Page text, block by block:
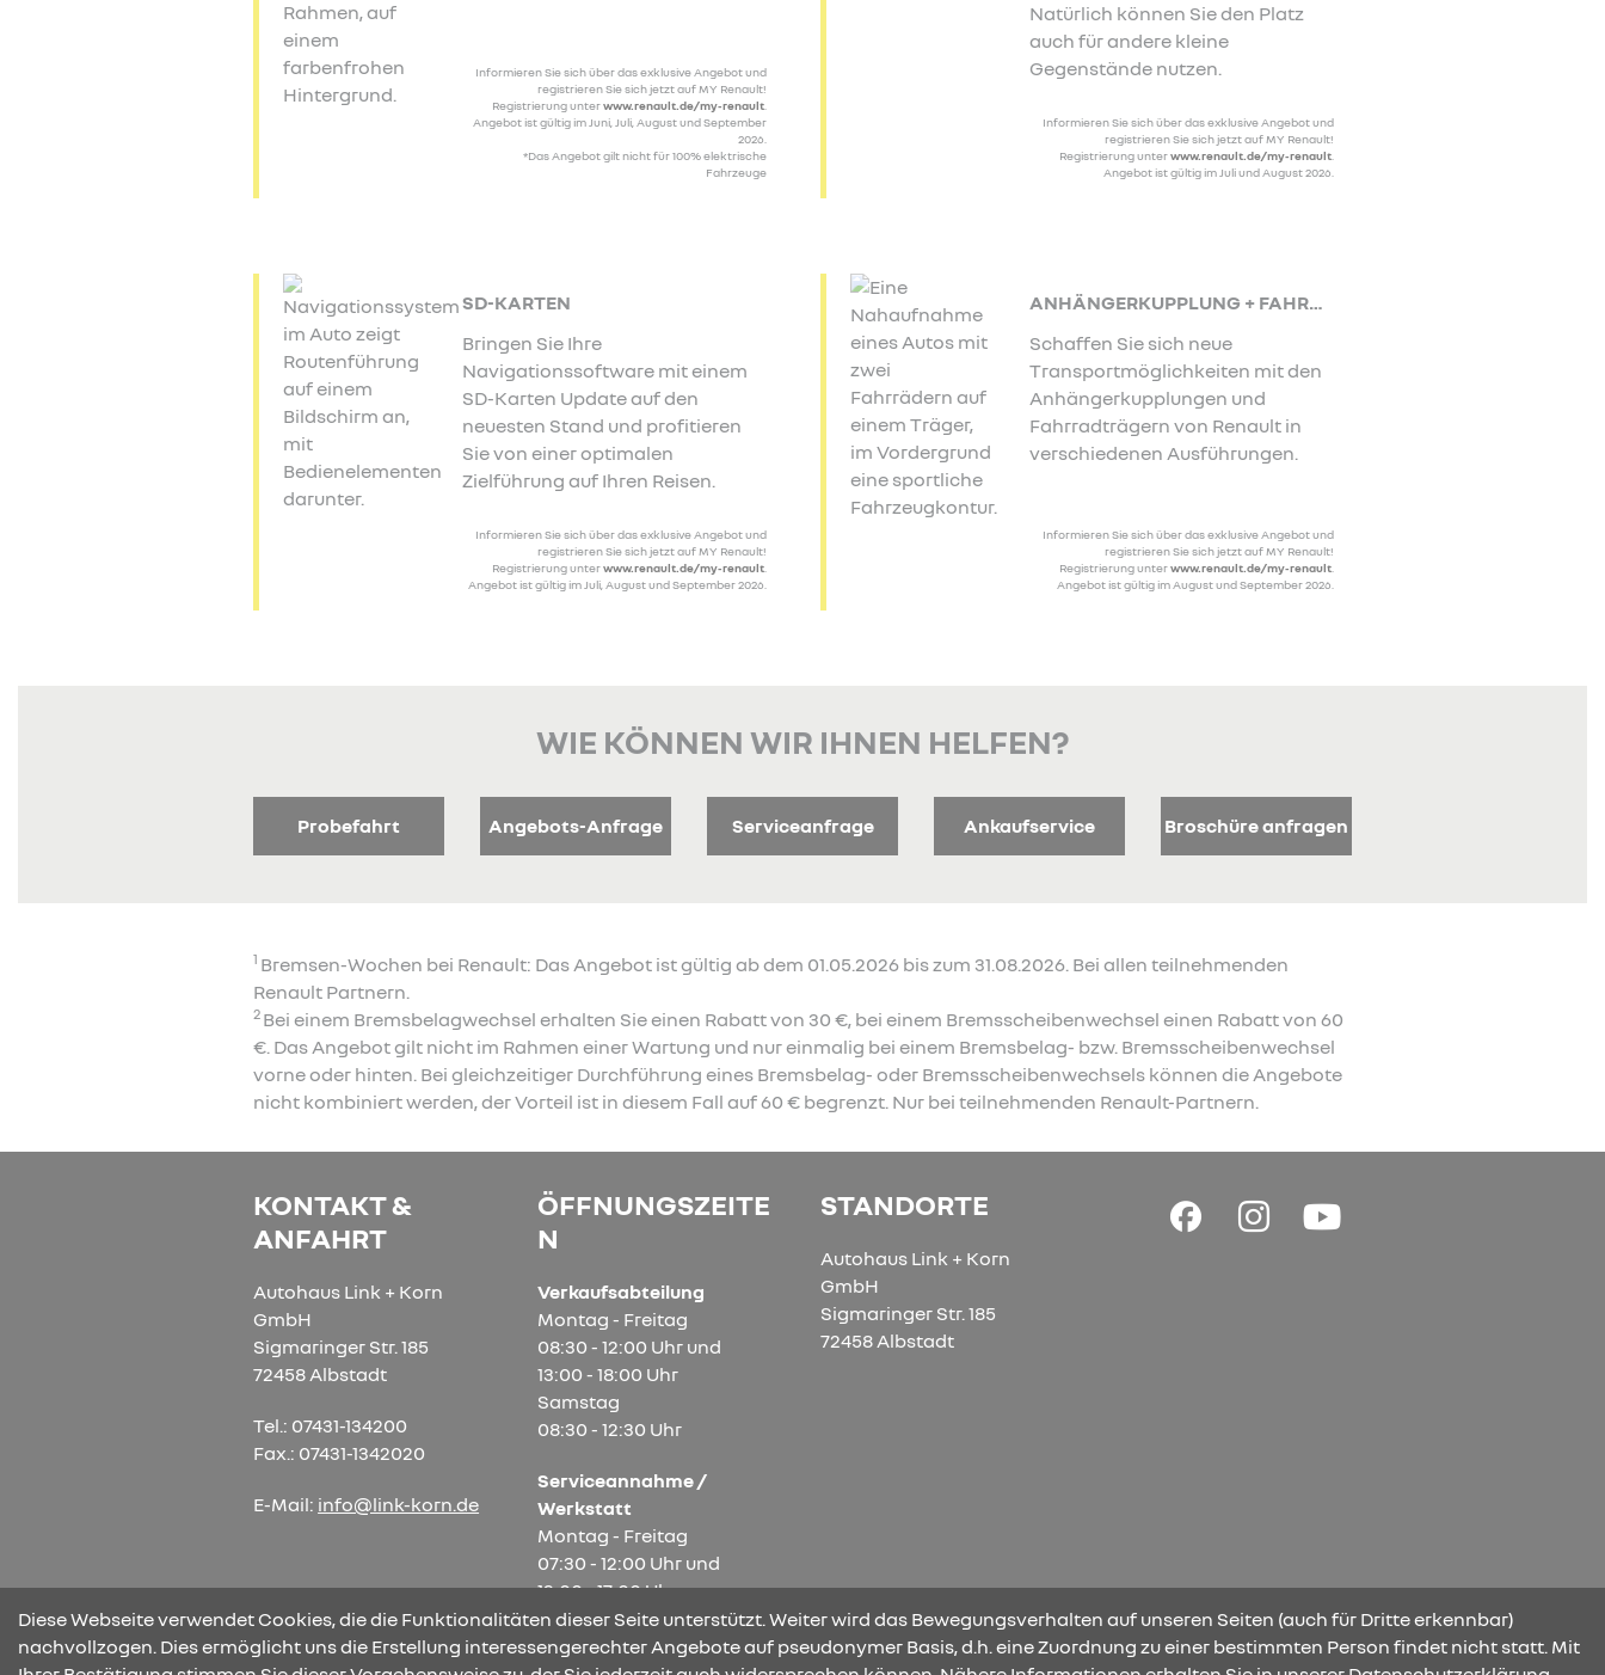
Informieren Sie sich über das exklusive Angebot und
registrieren Sie sich jetzt auf MY Renault!
Registrierung unterwww.renault.de/my-renault.
Angebot ist gültig im Juni, Juli, August und September
2026.
*Das Angebot gilt nicht für 100% elektrische
Fahrzeuge
Natürlich können Sie den Platz
auch für andere kleine
Gegenstände nutzen.
Informieren Sie sich über das exklusive Angebot und
registrieren Sie sich jetzt auf MY Renault!
Registrierung unterwww.renault.de/my-renault.
Angebot ist gültig im Juli und August 2026.
SD-KARTEN
Bringen Sie Ihre
Navigationssoftware mit einem
SD-Karten Update auf den
neuesten Stand und profitieren
Sie von einer optimalen
Zielführung auf Ihren Reisen.
Informieren Sie sich über das exklusive Angebot und
registrieren Sie sich jetzt auf MY Renault!
Registrierung unterwww.renault.de/my-renault.
Angebot ist gültig im Juli, August und September 2026.
ANHÄNGERKUPPLUNG + FAHRRADTRÄGER
Schaffen Sie sich neue
Transportmöglichkeiten mit den
Anhängerkupplungen und
Fahrradträgern von Renault in
verschiedenen Ausführungen.
Informieren Sie sich über das exklusive Angebot und
registrieren Sie sich jetzt auf MY Renault!
Registrierung unterwww.renault.de/my-renault.
Angebot ist gültig im August und September 2026.
WIE KÖNNEN WIR IHNEN HELFEN?
Probefahrt Angebots-Anfrage Serviceanfrage Ankaufservice Broschüre anfragen
1 Bremsen-Wochen bei Renault: Das Angebot ist gültig ab dem 01.05.2026 bis zum 31.08.2026. Bei allen teilnehmenden
Renault Partnern.
2 Bei einem Bremsbelagwechsel erhalten Sie einen Rabatt von 30 €, bei einem Bremsscheibenwechsel einen Rabatt von 60
€. Das Angebot gilt nicht im Rahmen einer Wartung und nur einmalig bei einem Bremsbelag- bzw. Bremsscheibenwechsel
vorne oder hinten. Bei gleichzeitiger Durchführung eines Bremsbelag- oder Bremsscheibenwechsels können die Angebote
nicht kombiniert werden, der Vorteil ist in diesem Fall auf 60 € begrenzt. Nur bei teilnehmenden Renault-Partnern.
KONTAKT &
ANFAHRT
Autohaus Link + Korn
GmbH
Sigmaringer Str. 185
72458 Albstadt
Tel.: 07431-134200
Fax.: 07431-1342020
E-Mail: info@link-korn.de
ÖFFNUNGSZEITE
N
Verkaufsabteilung
Montag - Freitag
08:30 - 12:00 Uhr und
13:00 - 18:00 Uhr
Samstag
08:30 - 12:30 Uhr
Serviceannahme /
Werkstatt
Montag - Freitag
07:30 - 12:00 Uhr und
13:00 - 17:00 Uhr
Samstag
08:00 - 12:00 Uhr
STANDORTE
Autohaus Link + Korn
GmbH
Sigmaringer Str. 185
72458 Albstadt
Diese Webseite verwendet Cookies, die die Funktionalitäten dieser Seite unterstützt. Weiter wird das Bewegungsverhalten auf unseren Seiten (auch für Dritte erkennbar)
nachvollzogen. Dies ermöglicht uns die Erstellung interessengerechter Angebote auf pseudonymer Basis, d.h. eine Zuordnung zu einer bestimmten Person findet nicht statt. Mit